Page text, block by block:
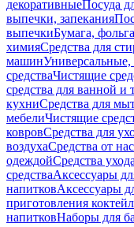
декоративныеПосуда
выпечки, запекания
выпечкиБумага,
химияСредства для
машин
средстваЧистящие
средства для ванной и
кухниСредства для
мебелиЧистящие
ковровСредства для
воздухаСредства от
одеждойСредства
средстваАксессуары
напитковАксессуары
приготовления
напитковНаборы для